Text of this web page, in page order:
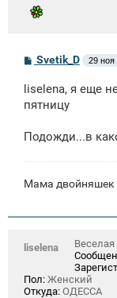
С
б
щ
и
Svetik_D 29 ноя
liselena, я еще
пятницу
Подожди...в
Мама двойняшек
liselena
Пол: Женский
Откуда: ОДЕССА